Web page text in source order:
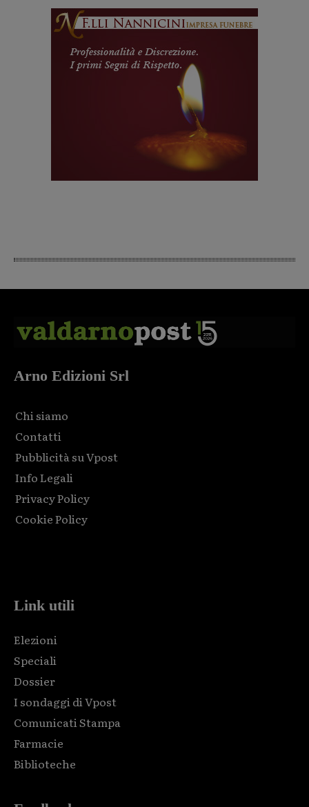
Arno Edizioni Srl
Chi siamo
Contatti
Pubblicità su Vpost
Info Legali
Privacy Policy
Cookie Policy
Link utili
Elezioni
Speciali
Dossier
I sondaggi di Vpost
Comunicati Stampa
Farmacie
Biblioteche